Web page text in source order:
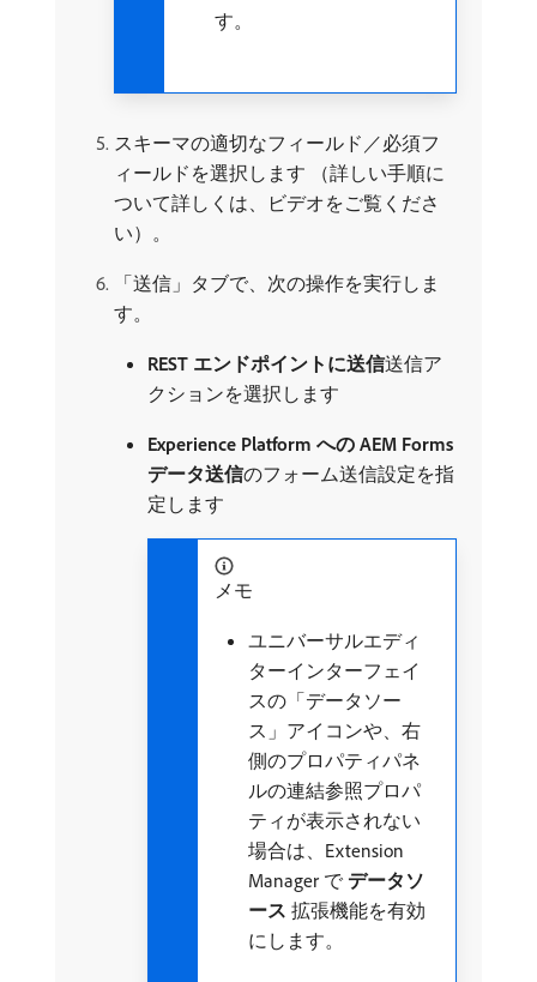
す。
スキーマの適切なフィールド／必須フ
ィールドを選択します （詳しい手順に
ついて詳しくは、ビデオをご覧くださ
い）。
「送信」タブで、次の操作を実行しま
す。
REST エンドポイントに送信​送信ア
クションを選択します
Experience Platform への AEM Forms
データ送信​のフォーム送信設定を指
定します
メモ
ユニバーサルエディ
ターインターフェイ
スの「データソー
ス」アイコンや、右
側のプロパティパネ
ルの連結参照プロパ
ティが表示されない
場合は、Extension
Manager で​ データソ
ース ​拡張機能を有効
にします。